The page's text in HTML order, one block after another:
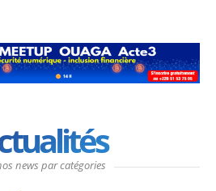
news par catégories